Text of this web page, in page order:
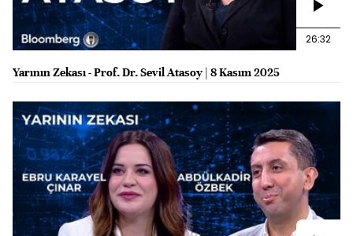
26:32
Yarının Zekası - Prof. Dr. Sevil Atasoy | 8 Kasım 2025